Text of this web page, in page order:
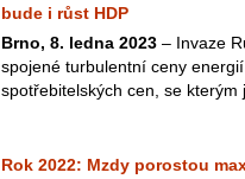
bude i růst HDP
Brno, 8. ledna 2023 – Invaze
spojené turbulentní ceny
spotřebitelských cen, se
Rok 2022: Mzdy porostou